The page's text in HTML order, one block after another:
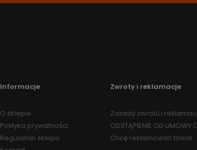
Informacje
O sklepie
Polityka prywatności
Regulamin sklepu
Zwroty i reklamacje
Zasady zwrotu i
ODSTĄPIENIE OD UMOWY
Chcę reklamować towar